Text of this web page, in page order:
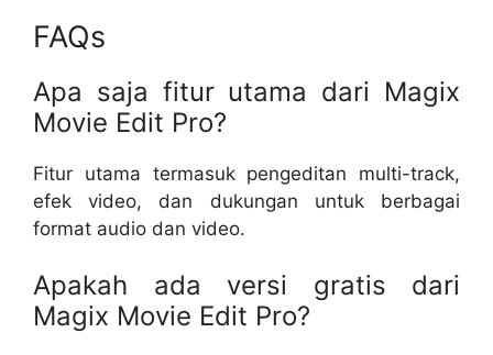
FAQs
Apa saja fitur utama dari Magix
Movie Edit Pro?
Fitur utama termasuk pengeditan multi-track,
efek video, dan dukungan untuk berbagai
format audio dan video.
Apakah ada versi gratis dari
Magix Movie Edit Pro?